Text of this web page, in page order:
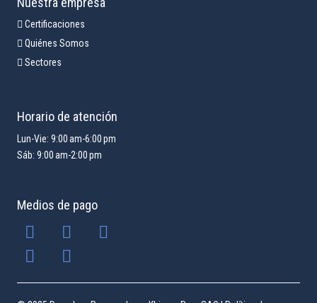
Certificaciones
Quiénes Somos
Sectores
Horario de atención
Lun-Vie: 9:00 am-6:00 pm
Sáb: 9:00 am-2:00 pm
Medios de pago